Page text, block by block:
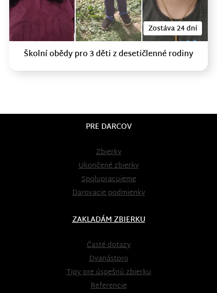
Zostáva 24 dní
Školní obědy pro 3 děti z desetičlenné rodiny
PRE DARCOV
Zbierky
Ukončené zbierky
Spolupracujeme
Darovacie podmienky
ZAKLADÁM ZBIERKU
Časté dotazy
Dvanástoro
Tipy pre úspešnú zbierku
Referencie